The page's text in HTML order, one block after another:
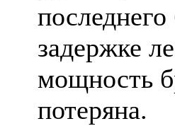
задержке
мощность
потеряна.